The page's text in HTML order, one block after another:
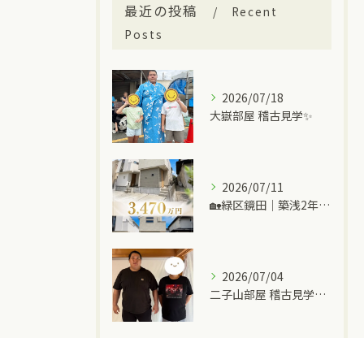
最近の投稿
Recent
Posts
2026/07/18
大嶽部屋 稽古見学✨
2026/07/11
🏡緑区鏡田｜築浅2年の中古一戸建て
2026/07/04
二子山部屋 稽古見学＆ちゃんこ🍲